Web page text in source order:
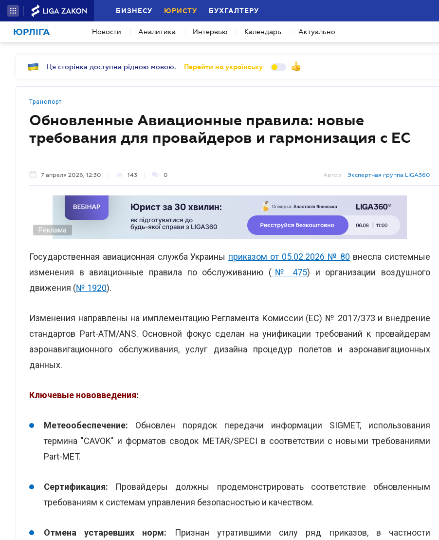
БИЗНЕСУ ЮРИСТУ БУХГАЛТЕРУ
ЮРЛІГА Новости Аналитика Интервью Календарь Актуально
Ця сторінка доступна рідною мовою. Перейти на українську
Транспорт
Обновленные Авиационные правила: новые
требования для провайдеров и гармонизация с ЕС
7 апреля 2026, 12:30 143 0 Автор: Экспертная группа LIGA360
Реклама
Государственная авиационная служба Украины приказом от 05.02.2026 № 80 внесла системные
изменения в авиационные правила по обслуживанию ( № 475) и организации воздушного
движения (№ 1920).
Изменения направлены на имплементацию Регламента Комиссии (ЕС) № 2017/373 и внедрение
стандартов Part-ATM/ANS. Основной фокус сделан на унификации требований к провайдерам
аэронавигационного обслуживания, услуг дизайна процедур полетов и аэронавигационных
данных.
Ключевые нововведения:
Метеообеспечение: Обновлен порядок передачи информации SIGMET, использования
термина "CAVOK" и форматов сводок METAR/SPECI в соответствии с новыми требованиями
Part-MET.
Сертификация: Провайдеры должны продемонстрировать соответствие обновленным
требованиям к системам управления безопасностью и качеством.
Отмена устаревших норм: Признан утратившими силу ряд приказов, в частности